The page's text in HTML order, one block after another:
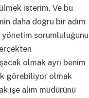
isterim. Ve bu
daha doğru bir adım
yönetim sorumluluğunu
olmak ayrı benim
görebiliyor olmak
işe alım müdürünü